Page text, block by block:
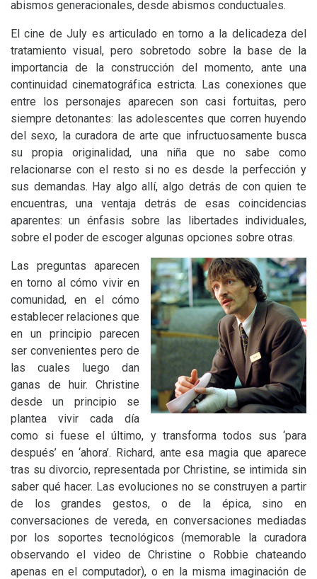
abismos generacionales, desde abismos conductuales.
El cine de July es articulado en torno a la delicadeza del
tratamiento visual, pero sobretodo sobre la base de la
importancia de la construcción del momento, ante una
continuidad cinematográfica estricta. Las conexiones que
entre los personajes aparecen son casi fortuitas, pero
siempre detonantes: las adolescentes que corren huyendo
del sexo, la curadora de arte que infructuosamente busca
su propia originalidad, una niña que no sabe como
relacionarse con el resto si no es desde la perfección y
sus demandas. Hay algo allí, algo detrás de con quien te
encuentras, una ventaja detrás de esas coincidencias
aparentes: un énfasis sobre las libertades individuales,
sobre el poder de escoger algunas opciones sobre otras.
Las preguntas aparecen
en torno al cómo vivir en
comunidad, en el cómo
establecer relaciones que
en un principio parecen
ser convenientes pero de
las cuales luego dan
ganas de huir. Christine
desde un principio se
plantea vivir cada día
como si fuese el último, y transforma todos sus ‘para
después’ en ‘ahora’. Richard, ante esa magia que aparece
tras su divorcio, representada por Christine, se intimida sin
saber qué hacer. Las evoluciones no se construyen a partir
de los grandes gestos, o de la épica, sino en
conversaciones de vereda, en conversaciones mediadas
por los soportes tecnológicos (memorable la curadora
observando el video de Christine o Robbie chateando
apenas en el computador), o en la misma imaginación de